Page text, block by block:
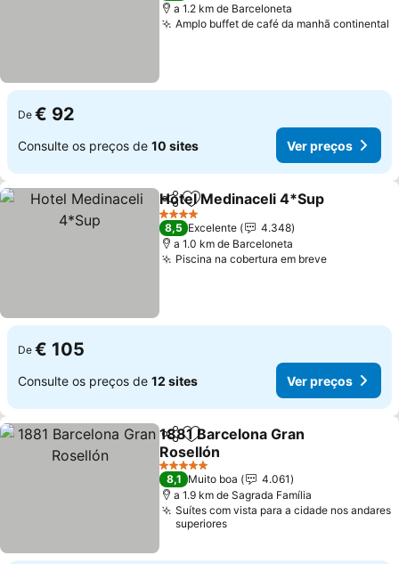
a 1.2 km de Barceloneta
Amplo buffet de café da manhã continental
De € 92
Consulte os preços de 10 sites Ver preços
PartilharAdicionar aos favoritos
Hotel Medinaceli 4*Sup
4 Estrelas
8,5 Excelente
4.348
a 1.0 km de Barceloneta
Piscina na cobertura em breveVer preços
De € 105
Consulte os preços de 12 sites Ver preços
PartilharAdicionar aos favoritos
1881 Barcelona Gran
Rosellón
Ver preços
5 Estrelas
8,1 Muito boa
4.061
a 1.9 km de Sagrada Família
Suítes com vista para a cidade nos andares
superiores